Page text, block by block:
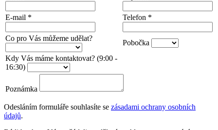
E-mail * Telefon *
Co pro Vás můžeme udělat?
Pobočka
Kdy Vás máme kontaktovat? (9:00 -
16:30)
Poznámka
Odesláním formuláře souhlasíte se zásadami ochrany osobních
údajů.